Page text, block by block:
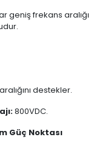
geniş frekans aralığı
destekler.
800VDC.
Güç Noktası